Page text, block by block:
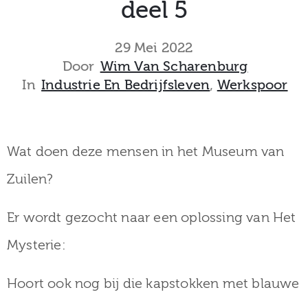
Activiteiten
Verhalen
over
Zuilen
Collectie
deel 5
29 Mei 2022
Door Wim Van Scharenburg
In Industrie En Bedrijfsleven‚ Werkspoor
Wat doen deze mensen in het Museum van
Zuilen?
Er wordt gezocht naar een oplossing van Het
Mysterie:
Hoort ook nog bij die kapstokken met blauwe